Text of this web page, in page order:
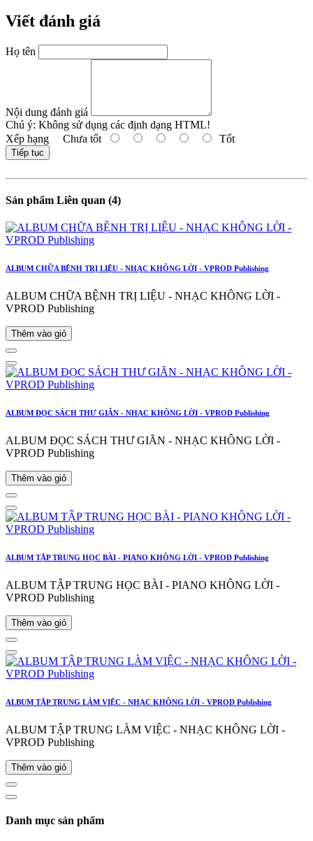
Viết đánh giá
Họ tên
Nội dung đánh giá
Chú ý: Không sử dụng các định dạng HTML!
Xếp hạng Chưa tốt Tốt
Tiếp tục
Sản phẩm Liên quan (4)
ALBUM CHỮA BỆNH TRỊ LIỆU - NHẠC KHÔNG LỜI - VPROD Publishing
ALBUM CHỮA BỆNH TRỊ LIỆU - NHẠC KHÔNG LỜI -
VPROD Publishing
Thêm vào giỏ
ALBUM ĐỌC SÁCH THƯ GIÃN - NHẠC KHÔNG LỜI - VPROD Publishing
ALBUM ĐỌC SÁCH THƯ GIÃN - NHẠC KHÔNG LỜI -
VPROD Publishing
Thêm vào giỏ
ALBUM TẬP TRUNG HỌC BÀI - PIANO KHÔNG LỜI - VPROD Publishing
ALBUM TẬP TRUNG HỌC BÀI - PIANO KHÔNG LỜI -
VPROD Publishing
Thêm vào giỏ
ALBUM TẬP TRUNG LÀM VIỆC - NHẠC KHÔNG LỜI - VPROD Publishing
ALBUM TẬP TRUNG LÀM VIỆC - NHẠC KHÔNG LỜI -
VPROD Publishing
Thêm vào giỏ
Danh mục sản phẩm